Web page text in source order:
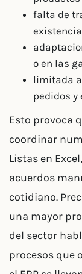
falta de
o en las
limitada
pedidos y
Esto provoca
coordinar
Listas en
acuerdos
cotidiano.
una mayor
del sector
procesos que